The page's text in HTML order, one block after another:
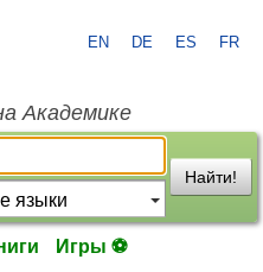
EN DE ES FR
Академике
Найти!
Игры ⚽